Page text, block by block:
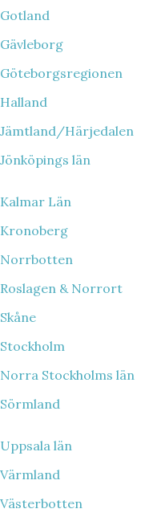
Gotland
Gävleborg
Göteborgsregionen
Halland
Jämtland/Härjedalen
Jönköpings län
Kalmar Län
Kronoberg
Norrbotten
Roslagen & Norrort
Skåne
Stockholm
Norra Stockholms län
Sörmland
Uppsala län
Värmland
Västerbotten